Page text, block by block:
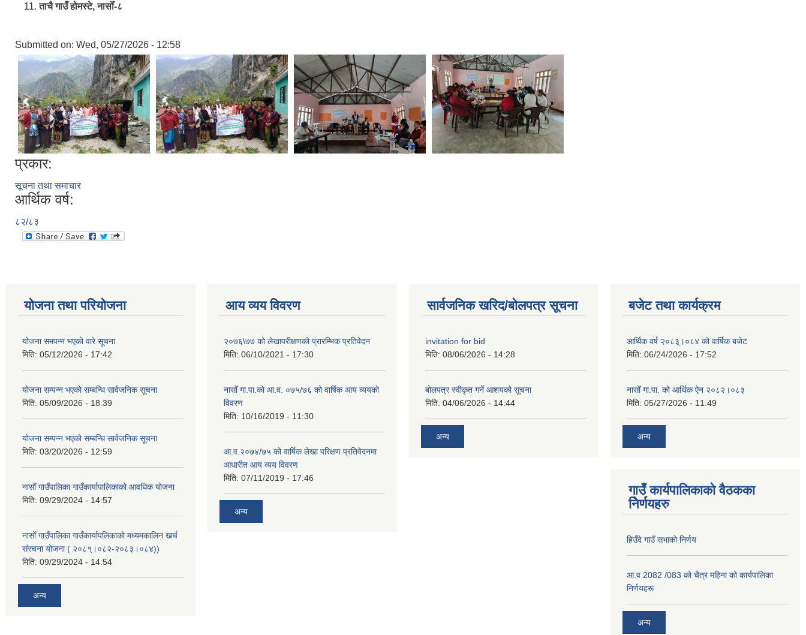
ताचै गाउँ होमस्टे, नासोँ-८
Submitted on: Wed, 05/27/2026 - 12:58
प्रकार:
सूचना तथा समाचार
आर्थिक वर्ष:
८२/८३
योजना तथा परियोजना
योजना समपन्न भएको वारे सूचना
मिति: 05/12/2026 - 17:42
योजना सम्पन्न भएको सम्बन्धि सार्वजनिक सूचना
मिति: 05/09/2026 - 18:39
योजना सम्पन्न भएको सम्बन्धि सार्वजनिक सूचना
मिति: 03/20/2026 - 12:59
नासोँ गाउँपालिका गाउँकार्यापालिकाको आवधिक योजना
मिति: 09/29/2024 - 14:57
नासोँ गाउँपालिका गाउँकार्यापलिकाको मध्यमकालिन खर्च
संरचना योजना ( २०८१्।०८२-२०८३।०८४))
मिति: 09/29/2024 - 14:54
अन्य
आय व्यय विवरण
२०७६\७७ को लेखापरीक्षणको प्रारम्भिक प्रतिवेदन
मिति: 06/10/2021 - 17:30
नासोँ गा.पा.को आ.व. ०७५/७६ को वार्षिक आय व्ययको
विवरण
मिति: 10/16/2019 - 11:30
आ.व.२०७४/७५ को वार्षिक लेखा परिक्षण प्रतिवेदनमा
आधारीत आय व्यय विवरण
मिति: 07/11/2019 - 17:46
अन्य
सार्वजनिक खरिद/बोलपत्र सूचना
invitation for bid
मिति: 08/06/2026 - 14:28
बोलपत्र स्वीकृत गर्ने आशयको सूचना
मिति: 04/06/2026 - 14:44
अन्य
बजेट तथा कार्यक्रम
आर्थिक वर्ष २०८३्।०८४ को वार्षिक बजेट
मिति: 06/24/2026 - 17:52
नासोँ गा.पा. को आर्थिक ऐन २०८२।०८३
मिति: 05/27/2026 - 11:49
अन्य
गाउँ कार्यपालिकाको वैठकका
निेर्णयहरु
हिउँदे गाउँ सभाको निर्णय
आ.व 2082 /083 को चैत्र महिना को कार्यपालिका
निर्णयहरू
अन्य